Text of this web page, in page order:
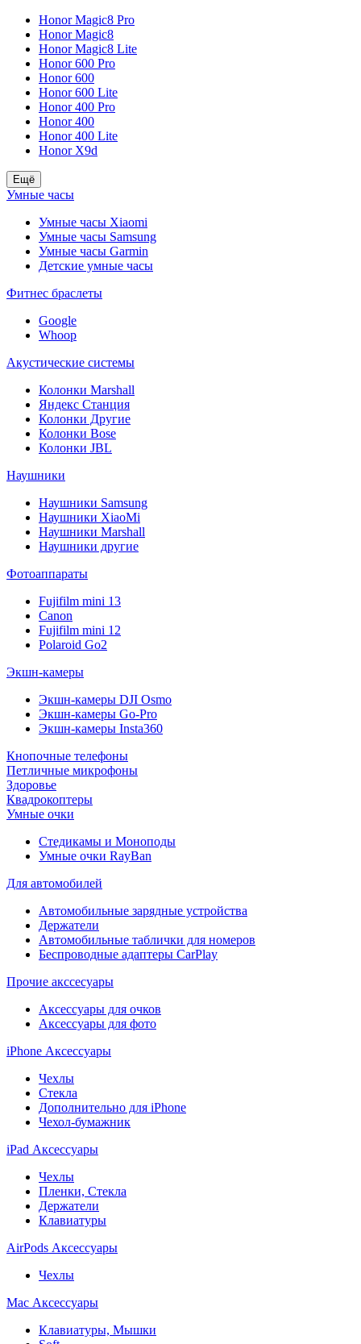
Honor Magic8 Pro
Honor Magic8
Honor Magic8 Lite
Honor 600 Pro
Honor 600
Honor 600 Lite
Honor 400 Pro
Honor 400
Honor 400 Lite
Honor X9d
Ещё
Умные часы
Умные часы Xiaomi
Умные часы Samsung
Умные часы Garmin
Детские умные часы
Фитнес браслеты
Google
Whoop
Акустические системы
Колонки Marshall
Яндекс Станция
Колонки Другие
Колонки Bose
Колонки JBL
Наушники
Наушники Samsung
Наушники XiaoMi
Наушники Marshall
Наушники другие
Фотоаппараты
Fujifilm mini 13
Canon
Fujifilm mini 12
Polaroid Go2
Экшн-камеры
Экшн-камеры DJI Osmo
Экшн-камеры Go-Pro
Экшн-камеры Insta360
Кнопочные телефоны
Петличные микрофоны
Здоровье
Квадрокоптеры
Умные очки
Стедикамы и Моноподы
Умные очки RayBan
Для автомобилей
Автомобильные зарядные устройства
Держатели
Автомобильные таблички для номеров
Беспроводные адаптеры CarPlay
Прочие акссесуары
Аксессуары для очков
Аксессуары для фото
iPhone Аксессуары
Чехлы
Стекла
Дополнительно для iPhone
Чехол-бумажник
iPad Аксессуары
Чехлы
Пленки, Стекла
Держатели
Клавиатуры
AirPods Аксессуары
Чехлы
Mac Аксессуары
Клавиатуры, Мышки